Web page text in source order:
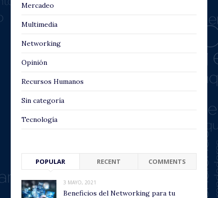
Mercadeo
Multimedia
Networking
Opinión
Recursos Humanos
Sin categoría
Tecnología
POPULAR RECENT COMMENTS
3 MAYO, 2021
Beneficios del Networking para tu